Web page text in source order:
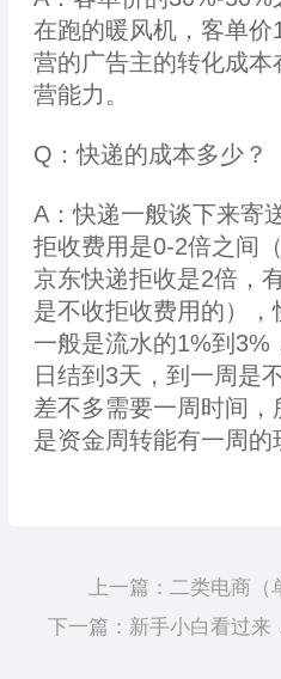
在跑的暖风机，客单价
营的广告主的转化成
营能力。
Q：快递的成本多少？
A：快递一般谈下来寄
拒收费用是0-2倍之间
京东快递拒收是2倍，
是不收拒收费用的）
一般是流水的1%到3%
日结到3天，到一周是
差不多需要一周时间
是资金周转能有一周的
上一篇： 二类电商（
下一篇： 新手小白看过来